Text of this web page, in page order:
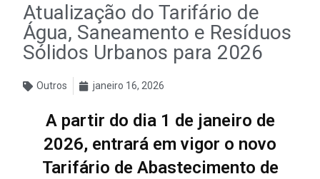
Atualização do Tarifário de
Água, Saneamento e Resíduos
Sólidos Urbanos para 2026
Outros janeiro 16, 2026
A partir do dia 1 de janeiro de
2026, entrará em vigor o novo
Tarifário de Abastecimento de